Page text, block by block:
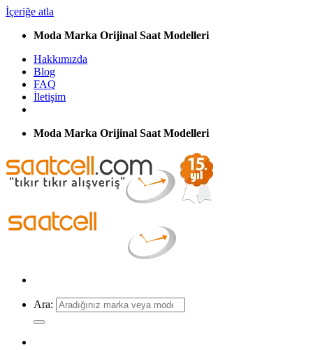
İçeriğe atla
Moda Marka Orijinal Saat Modelleri
Hakkımızda
Blog
FAQ
İletişim
Moda Marka Orijinal Saat Modelleri
Ara: